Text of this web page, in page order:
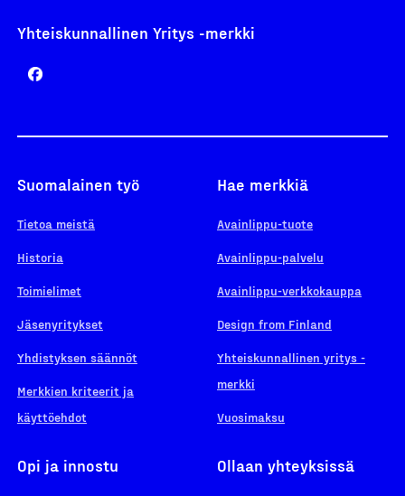
Yhteiskunnallinen Yritys -merkki
Suomalainen työ
Tietoa meistä
Historia
Toimielimet
Jäsenyritykset
Yhdistyksen säännöt
Merkkien kriteerit ja
käyttöehdot
Hae merkkiä
Avainlippu-tuote
Avainlippu-palvelu
Avainlippu-verkkokauppa
Design from Finland
Yhteiskunnallinen yritys -
merkki
Vuosimaksu
Opi ja innostu Ollaan yhteyksissä